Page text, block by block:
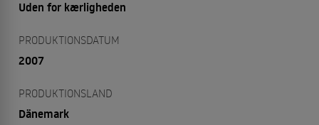
Uden for kærligheden
PRODUKTIONSDATUM
2007
PRODUKTIONSLAND
Dänemark